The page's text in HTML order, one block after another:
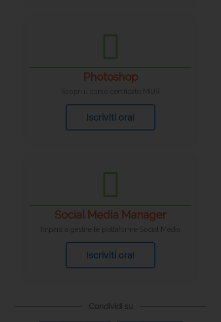
Photoshop
Scopri il corso certificato MIUR
Iscriviti ora!
Social Media Manager
Impara a gestire le piattaforme Social Media
Iscriviti ora!
Condividi su